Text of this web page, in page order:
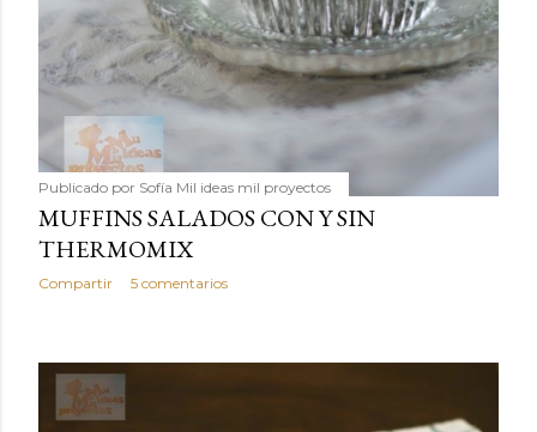
Publicado por Sofía Mil ideas mil proyectos
MUFFINS SALADOS CON Y SIN
THERMOMIX
Compartir 5 comentarios